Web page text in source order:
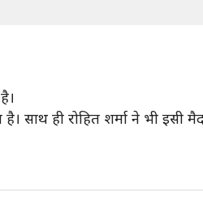
साथ ही रोहित शर्मा ने भी